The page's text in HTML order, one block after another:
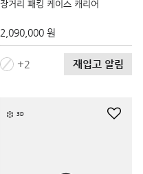
장거리 패킹 케이스 캐리어
2,090,000 원
2 재입고 알림
3D